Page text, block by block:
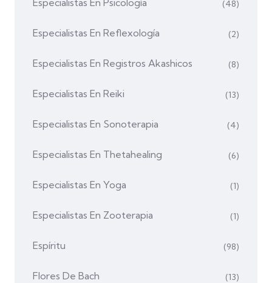
(48)
Especialistas En Reflexología (2)
Especialistas En Registros Akashicos (8)
Especialistas En Reiki (13)
Especialistas En Sonoterapia (4)
Especialistas En Thetahealing (6)
Especialistas En Yoga (1)
Especialistas En Zooterapia (1)
Espíritu (98)
Flores De Bach (13)